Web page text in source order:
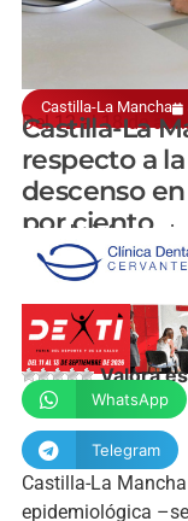
Castilla-La Mancha
Del 12 al 18 de
Castilla-La
respecto a
descenso en
por ciento
Valora
WhatsApp
Telegram
Castilla-La
epidemiológica